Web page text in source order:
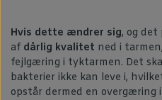
Hvis dette ændrer sig, og
af dårlig kvalitet ned i
fejlgæring i tyktarmen. Det
bakterier ikke kan leve i,
opstår dermed en overgæring